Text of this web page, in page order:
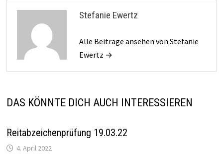
Stefanie Ewertz
Alle Beiträge ansehen von Stefanie
Ewertz →
DAS KÖNNTE DICH AUCH INTERESSIEREN
Reitabzeichenprüfung 19.03.22
4. April 2022